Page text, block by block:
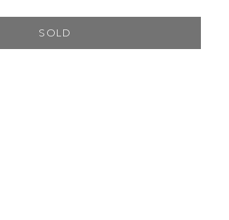
SOLD